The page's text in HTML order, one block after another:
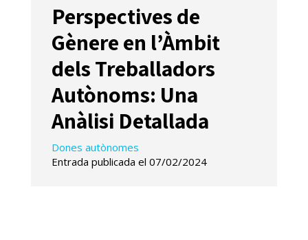
Perspectives de
Gènere en l’Àmbit
dels Treballadors
Autònoms: Una
Anàlisi Detallada
Dones autònomes
Entrada publicada el 07/02/2024